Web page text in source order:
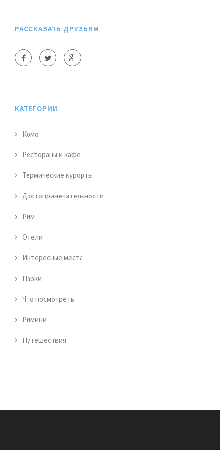
РАССКАЗАТЬ ДРУЗЬЯМ
КАТЕГОРИИ
Комо
Рестораны и кафе
Термические курорты
Достопримечательности
Рим
Отели
Интересные места
Парки
Что посмотреть
Римини
Путешествия